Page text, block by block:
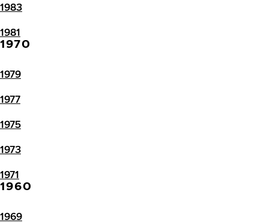
1983
1981
1970
1979
1977
1975
1973
1971
1960
1969